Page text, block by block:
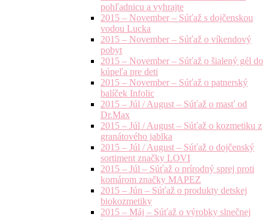
pohľadnicu a vyhrajte
2015 – November – Súťaž s dojčenskou
vodou Lucka
2015 – November – Súťaž o víkendový
pobyt
2015 – November – Súťaž o šialený gél do
kúpeľa pre deti
2015 – November – Súťaž o patnerský
balíček Infolic
2015 – Júl / August – Súťaž o masť od
Dr.Max
2015 – Júl / August – Súťaž o kozmetiku z
granátového jablka
2015 – Júl / August – Súťaž o dojčenský
sortiment značky LOVI
2015 – Júl – Súťaž o prírodný sprej proti
komárom značky MAPEZ
2015 – Jún – Súťaž o produkty detskej
biokozmetiky
2015 – Máj – Súťaž o výrobky slnečnej